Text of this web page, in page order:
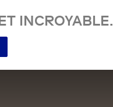
INCROYABLE.